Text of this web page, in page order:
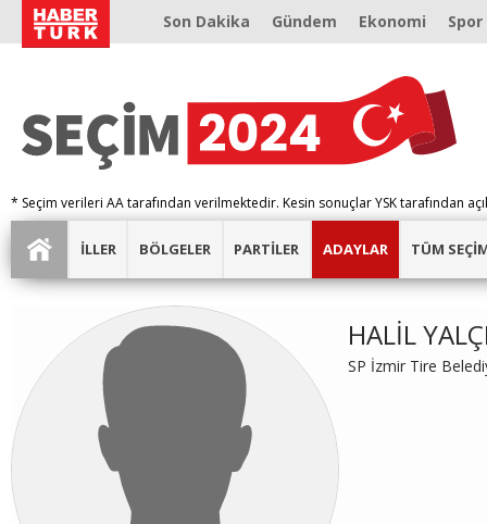
Son Dakika Gündem Ekonomi Spor
* Seçim verileri AA tarafından verilmektedir. Kesin sonuçlar YSK tarafından
İLLER BÖLGELER PARTİLER ADAYLAR TÜM
HALİL
SP İzmir Tire